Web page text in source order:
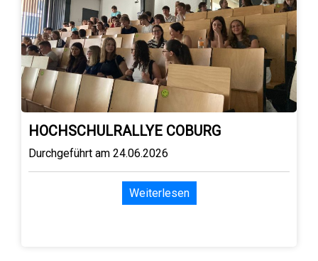
HOCHSCHULRALLYE COBURG
Durchgeführt am 24.06.2026
Weiterlesen